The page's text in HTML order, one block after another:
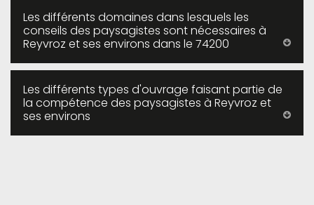
Les différents domaines dans lesquels les
conseils des paysagistes sont nécessaires à
Reyvroz et ses environs dans le 74200
Les différents types d'ouvrage faisant partie de
la compétence des paysagistes à Reyvroz et
ses environs